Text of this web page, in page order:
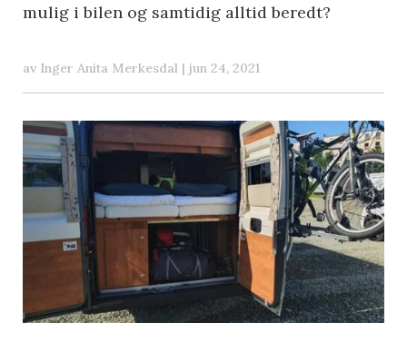
mulig i bilen og samtidig alltid beredt?
av Inger Anita Merkesdal | jun 24, 2021